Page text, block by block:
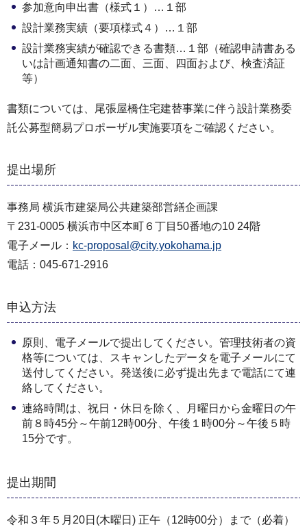
参加意向申出書（様式１）…１部
設計業務実績（要項様式４）…１部
設計業務実績が確認できる書類…１部（確認申請書ある
いは計画通知書の二面、三面、四面および、検査済証
等）
書類については、尾張屋橋住宅建替事業に伴う設計業務委
託公募型簡易プロポーザル実施要項をご確認ください。
提出場所
事務局 横浜市建築局公共建築部営繕企画課
〒231-0005 横浜市中区本町６丁目50番地の10 24階
電子メール： kc-proposal@city.yokohama.jp
電話：045-671-2916
申込方法
原則、電子メールで提出してください。管理技術者の資
格等については、スキャンしたデータを電子メールにて
送付してください。発送後に必ず提出先まで電話にて連
絡してください。
連絡時間は、祝日・休日を除く、月曜日から金曜日の午
前８時45分～午前12時00分、午後１時00分～午後５時
15分です。
提出期間
令和３年５月20日(木曜日) 正午（12時00分）まで（必着）